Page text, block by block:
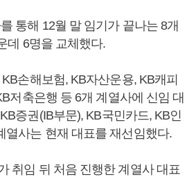
통해 12월 말 임기가 끝나는 8개
데 6명을 교체했다.
손해보험, KB자산운용, KB캐피
저축은행 등 6개 계열사에 신임 대
증권(IB부문), KB국민카드, KB인
열사는 현재 대표를 재선임했다.
취임 뒤 처음 진행한 계열사 대표